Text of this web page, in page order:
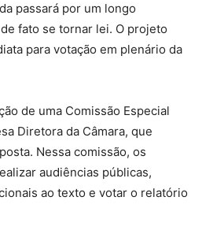
passará por um longo
fato se tornar lei. O projeto
para votação em plenário da
de uma Comissão Especial
Diretora da Câmara, que
Nessa comissão, os
audiências públicas,
ao texto e votar o relatório